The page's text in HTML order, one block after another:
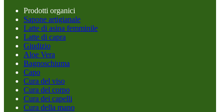
Prodotti organici
Sapone artigianale
Latte di asina femminile
Latte di capra
Giudizio
Aloe Vera
Bagnoschiuma
Capo
Cura del viso
Cura del corpo
Cura dei capelli
Cura della mano